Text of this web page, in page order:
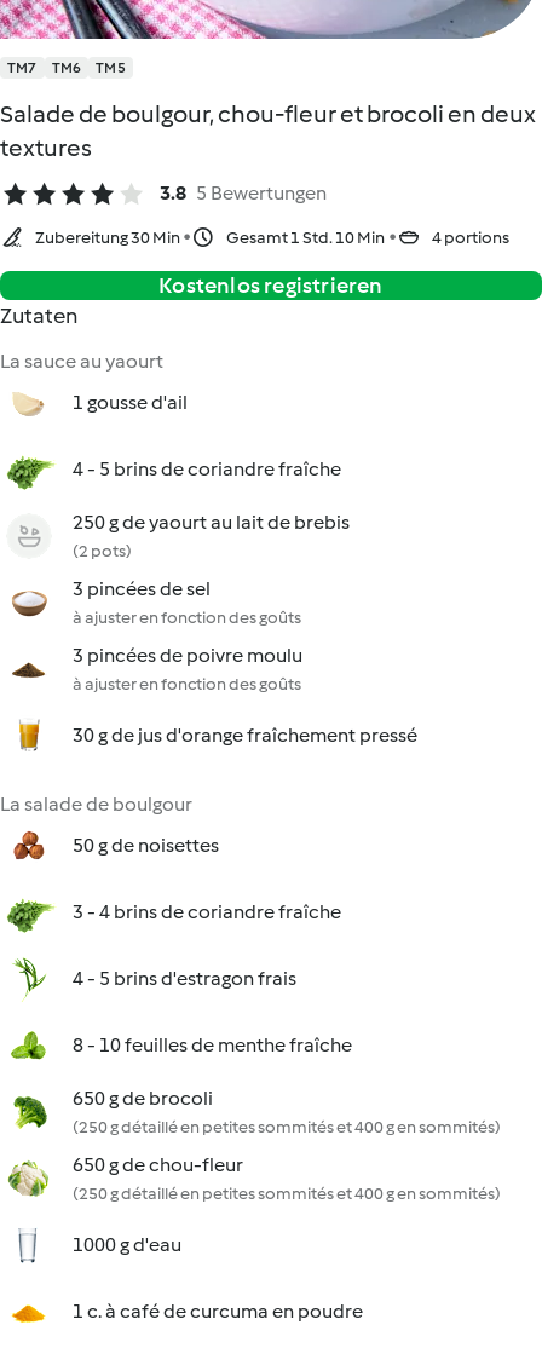
TM7 TM6 TM5
Salade de boulgour, chou-fleur et brocoli en deux
textures
3.8 5 Bewertungen
Zubereitung 30 Min Gesamt 1 Std. 10 Min 4 portions
Kostenlos registrieren
Zutaten
La sauce au yaourt
1 gousse d'ail
4 - 5 brins de coriandre fraîche
250 g de yaourt au lait de brebis
(2 pots)
3 pincées de sel
à ajuster en fonction des goûts
3 pincées de poivre moulu
à ajuster en fonction des goûts
30 g de jus d'orange fraîchement pressé
La salade de boulgour
50 g de noisettes
3 - 4 brins de coriandre fraîche
4 - 5 brins d'estragon frais
8 - 10 feuilles de menthe fraîche
650 g de brocoli
(250 g détaillé en petites sommités et 400 g en sommités)
650 g de chou-fleur
(250 g détaillé en petites sommités et 400 g en sommités)
1000 g d'eau
1 c. à café de curcuma en poudre